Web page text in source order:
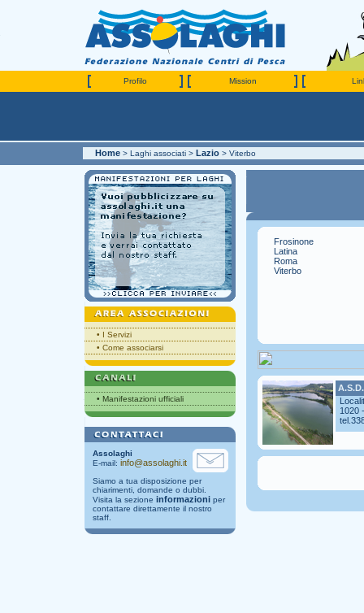
Profilo Mission
Home > Laghi associati > Lazio > Viterbo
• I Servizi
• Come associarsi
• Manifestazioni ufficiali
Assolaghi
E-mail: info@assolaghi.it
Siamo a tua disposizione per
chiarimenti, domande o dubbi.
Visita la sezione informazioniper
contattare direttamente il nostro
staff.
Frosinone
Latina
Roma
Viterbo
1020